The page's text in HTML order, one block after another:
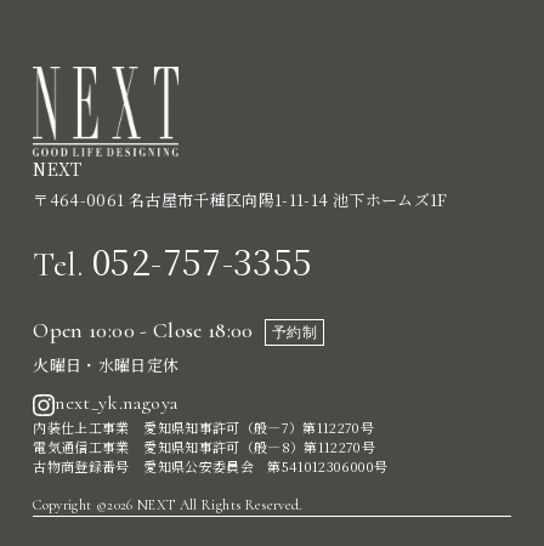
NEXT
〒464-0061 名古屋市千種区向陽1-11-14 池下ホームズ1F
Tel. 052-757-3355
Open 10:00 - Close 18:00 予約制
火曜日・水曜日定休
next_yk.nagoya
内装仕上工事業 愛知県知事許可（般―7）第112270号
電気通信工事業 愛知県知事許可（般―8）第112270号
古物商登録番号 愛知県公安委員会 第541012306000号
Copyright ©2026 NEXT All Rights Reserved.